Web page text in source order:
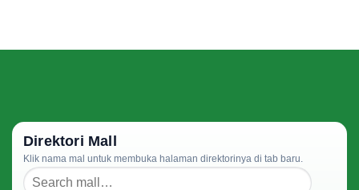
Direktori Mall
Klik nama mal untuk membuka halaman direktorinya di tab baru.